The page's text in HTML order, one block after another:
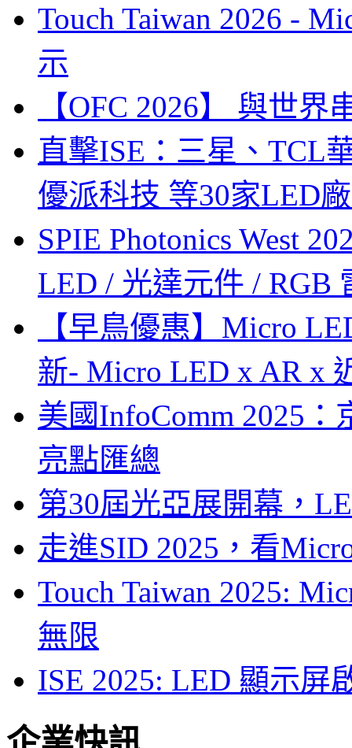
Touch Taiwan 2026 -
示
【OFC 2026】 與世界
直擊ISE：三星、TCL
優派科技 等30家LED
SPIE Photonics West
LED / 光達元件 / RGB
【早鳥優惠】Micro
新- Micro LED x AR x
美國InfoComm 2025
亮點匯總
第30屆光亞展開幕，
走進SID 2025，看
Touch Taiwan 2025:
無限
ISE 2025: LED 顯示屏